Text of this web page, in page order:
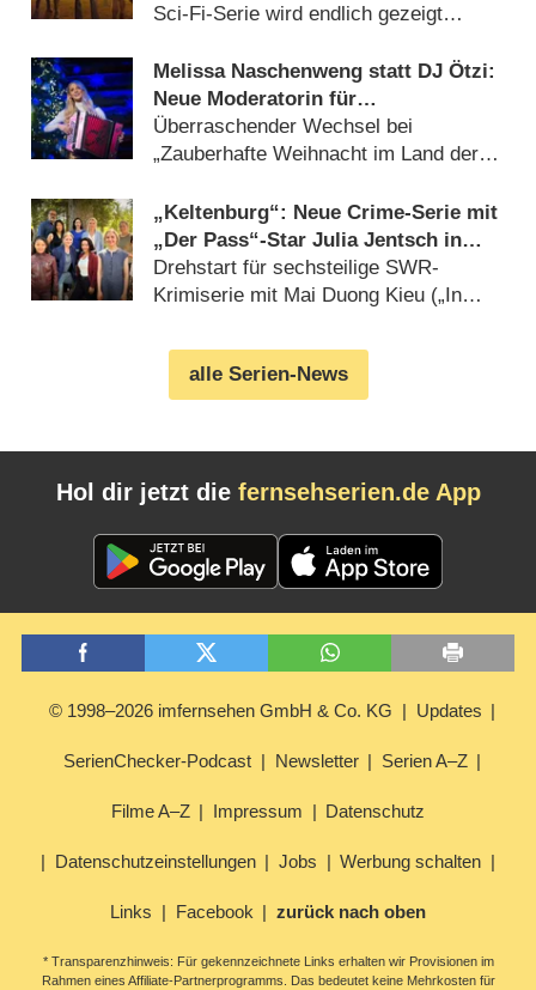
Sci-Fi-Serie wird endlich gezeigt
Melissa Naschenweng statt DJ Ötzi:
Neue Moderatorin für
Weihnachtsshow von ORF und BR
Überraschender Wechsel bei
„Zauberhafte Weihnacht im Land der
„Keltenburg“: Neue Crime-Serie mit
„Der Pass“-Star Julia Jentsch in
Arbeit
Drehstart für sechsteilige SWR-
Krimiserie mit Mai Duong Kieu („In
alle Serien-News
Hol dir jetzt die fernsehserien.de App
© 1998–2026 imfernsehen GmbH & Co. KG Updates
SerienChecker-Podcast Newsletter Serien A–Z
Filme A–Z Impressum Datenschutz
Datenschutzeinstellungen Jobs Werbung schalten
Links Facebook zurück nach oben
* Transparenzhinweis: Für gekennzeichnete Links erhalten wir Provisionen im
Rahmen eines Affiliate-Partnerprogramms. Das bedeutet keine Mehrkosten für